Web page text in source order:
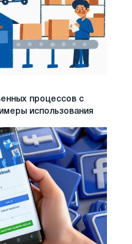
процессов с
использования